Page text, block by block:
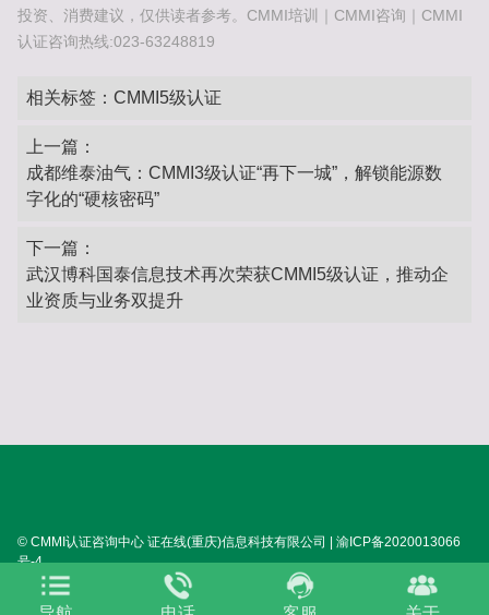
投资、消费建议，仅供读者参考。CMMI培训｜CMMI咨询｜CMMI
认证咨询热线:023-63248819
相关标签： CMMI5级认证
上一篇：
成都维泰油气：CMMI3级认证“再下一城”，解锁能源数
字化的“硬核密码”‌
下一篇：
武汉博科国泰信息技术再次荣获CMMI5级认证，推动企
业资质与业务双提升
© CMMI认证咨询中心 证在线(重庆)信息科技有限公司 | 渝ICP备2020013066
号-4
SITEMAP: TXT 关于我们